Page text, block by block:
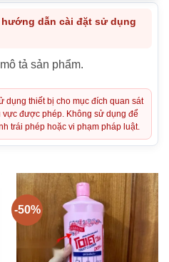
dẫn cài đặt sử dụng
tả sản phẩm.
dụng thiết bị cho mục đích quan sát
được phép. Không sử dụng để
trái phép hoặc vi phạm pháp luật.
-50%